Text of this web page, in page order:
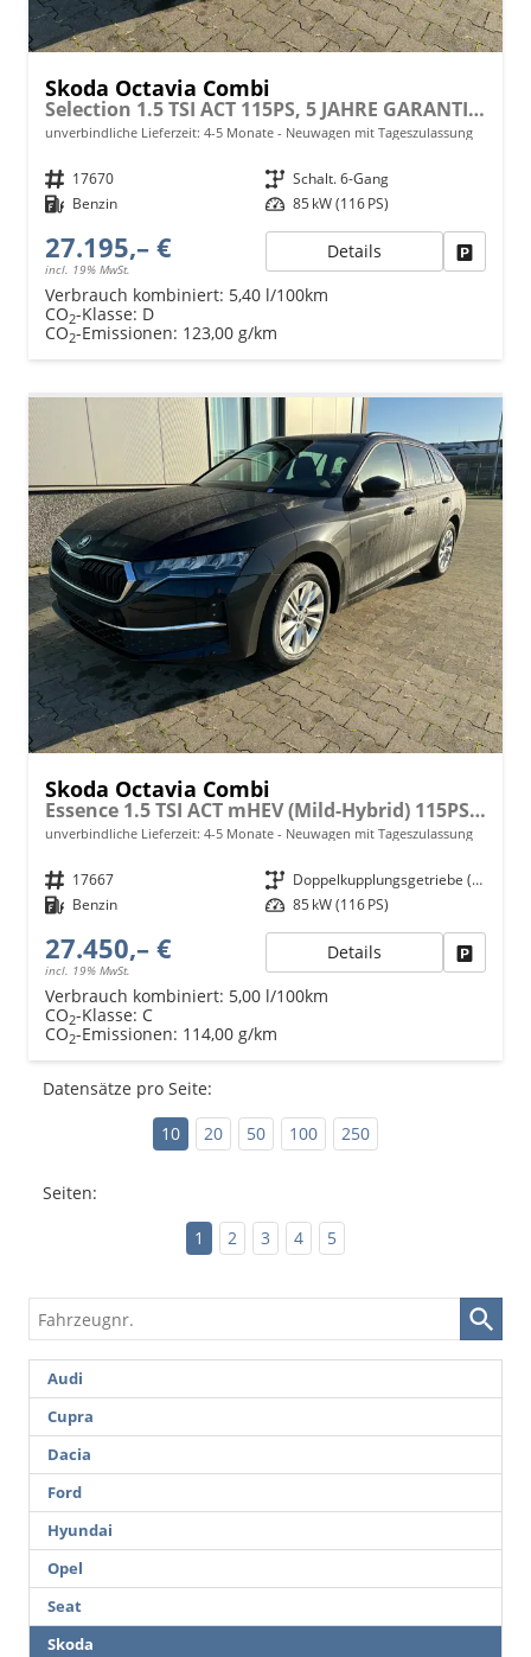
Skoda Octavia Combi
Selection 1.5 TSI ACT 115PS, 5 JAHRE GARANTIE, 16" ALUFELGEN, Climatronic, Parksensoren vo/hi, Rückfahrkamera, Virtual Cockpit 10", Sitzheizung, LED-Scheinwerfer, Radio 10" + Wireless Smartlink, Tempomat, Lederlenkrad, Dachreling
unverbindliche Lieferzeit: 4-5 Monate Neuwagen mit Tageszulassung
Fahrzeugnr. 17670 Getriebe Schalt. 6-Gang
Kraftstoff Benzin Leistung 85 kW (116 PS)
27.195,– €
incl. 19% MwSt.
Details
Verbrauch kombiniert: 5,40 l/100km
CO2-Klasse: D
CO2-Emissionen: 123,00 g/km
Skoda Octavia Combi
Essence 1.5 TSI ACT mHEV (Mild-Hybrid) 115PS DSG/AUTOMATIK, 5 JAHRE GARANTIE, Climatronic, Parksensoren hinten, Sitzheizung, LED-Scheinwerfer, Radio 10" + Wireless Smartlink, Tempomat, Lederlenkrad, Dachreling
unverbindliche Lieferzeit: 4-5 Monate Neuwagen mit Tageszulassung
Fahrzeugnr. 17667 Getriebe
Doppelkupplungsgetriebe (DSG)
Kraftstoff Benzin Leistung 85 kW (116 PS)
27.450,– €
incl. 19% MwSt.
Details
Verbrauch kombiniert: 5,00 l/100km
CO2-Klasse: C
CO2-Emissionen: 114,00 g/km
Datensätze pro Seite:
10
20 50 100 250
Seiten:
1
2 3 4 5
Fahrzeugnr.
Audi
Cupra
Dacia
Ford
Hyundai
Opel
Seat
Skoda